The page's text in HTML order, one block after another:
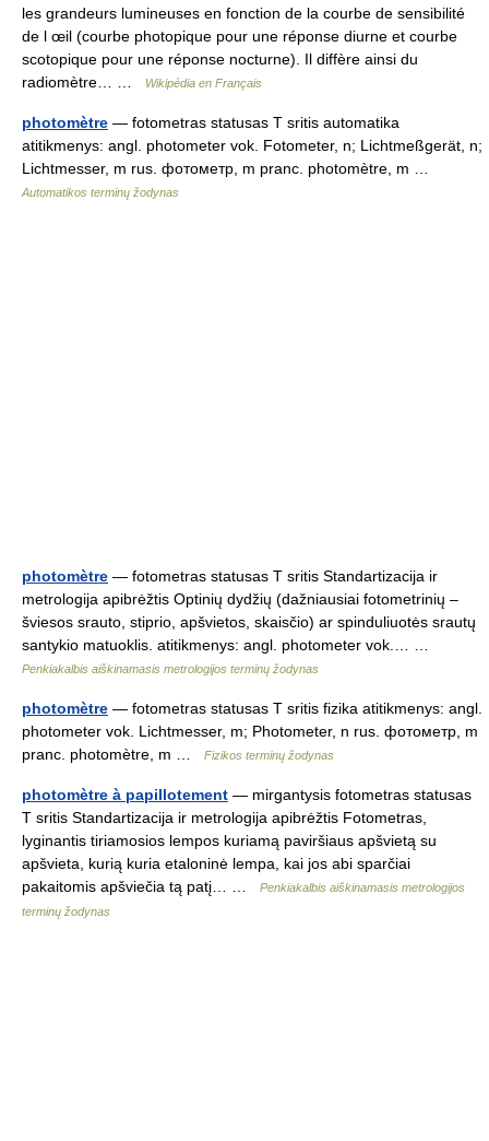
les grandeurs lumineuses en fonction de la courbe de sensibilité
de l œil (courbe photopique pour une réponse diurne et courbe
scotopique pour une réponse nocturne). Il diffère ainsi du
radiomètre… …
Wikipédia en Français
photomètre — fotometras statusas T sritis automatika
atitikmenys: angl. photometer vok. Fotometer, n; Lichtmeßgerät, n;
Lichtmesser, m rus. фотометр, m pranc. photomètre, m …
Automatikos terminų žodynas
photomètre — fotometras statusas T sritis Standartizacija ir
metrologija apibrėžtis Optinių dydžių (dažniausiai fotometrinių –
šviesos srauto, stiprio, apšvietos, skaisčio) ar spinduliuotės srautų
santykio matuoklis. atitikmenys: angl. photometer vok.… …
Penkiakalbis aiškinamasis metrologijos terminų žodynas
photomètre — fotometras statusas T sritis fizika atitikmenys: angl.
photometer vok. Lichtmesser, m; Photometer, n rus. фотометр, m
pranc. photomètre, m …
Fizikos terminų žodynas
photomètre à papillotement — mirgantysis fotometras statusas
T sritis Standartizacija ir metrologija apibrėžtis Fotometras,
lyginantis tiriamosios lempos kuriamą paviršiaus apšvietą su
apšvieta, kurią kuria etaloninė lempa, kai jos abi sparčiai
pakaitomis apšviečia tą patį… …
Penkiakalbis aiškinamasis metrologijos
terminų žodynas